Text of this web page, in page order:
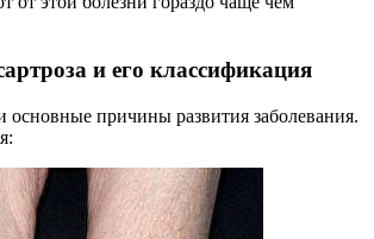
и его классификация
причины развития заболевания.